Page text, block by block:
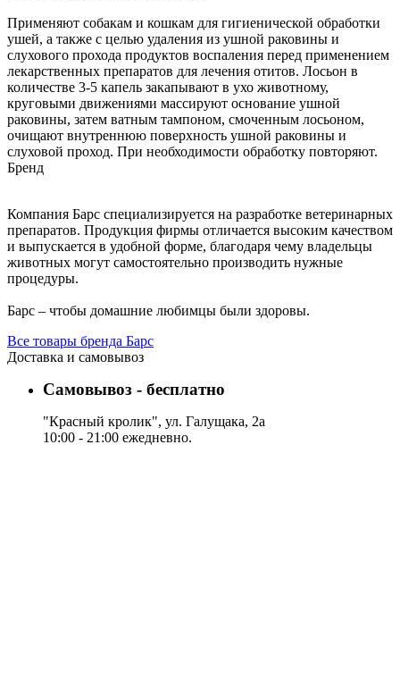
Применяют собакам и кошкам для гигиенической обработки
ушей, а также с целью удаления из ушной раковины и
слухового прохода продуктов воспаления перед применением
лекарственных препаратов для лечения отитов. Лосьон в
количестве 3-5 капель закапывают в ухо животному,
круговыми движениями массируют основание ушной
раковины, затем ватным тампоном, смоченным лосьоном,
очищают внутреннюю поверхность ушной раковины и
слуховой проход. При необходимости обработку повторяют.
Бренд
Компания Барс специализируется на разработке ветеринарных
препаратов. Продукция фирмы отличается высоким качеством
и выпускается в удобной форме, благодаря чему владельцы
животных могут самостоятельно производить нужные
процедуры.
Барс – чтобы домашние любимцы были здоровы.
Все товары бренда Барс
Доставка и самовывоз
Самовывоз - бесплатно
"Красный кролик", ул. Галущака, 2а
10:00 - 21:00 ежедневно.